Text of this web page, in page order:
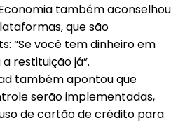
também aconselhou
que são
“Se você tem dinheiro em
restituição já”.
também apontou que
serão implementadas,
de cartão de crédito para